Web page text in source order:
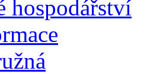
hospodářství